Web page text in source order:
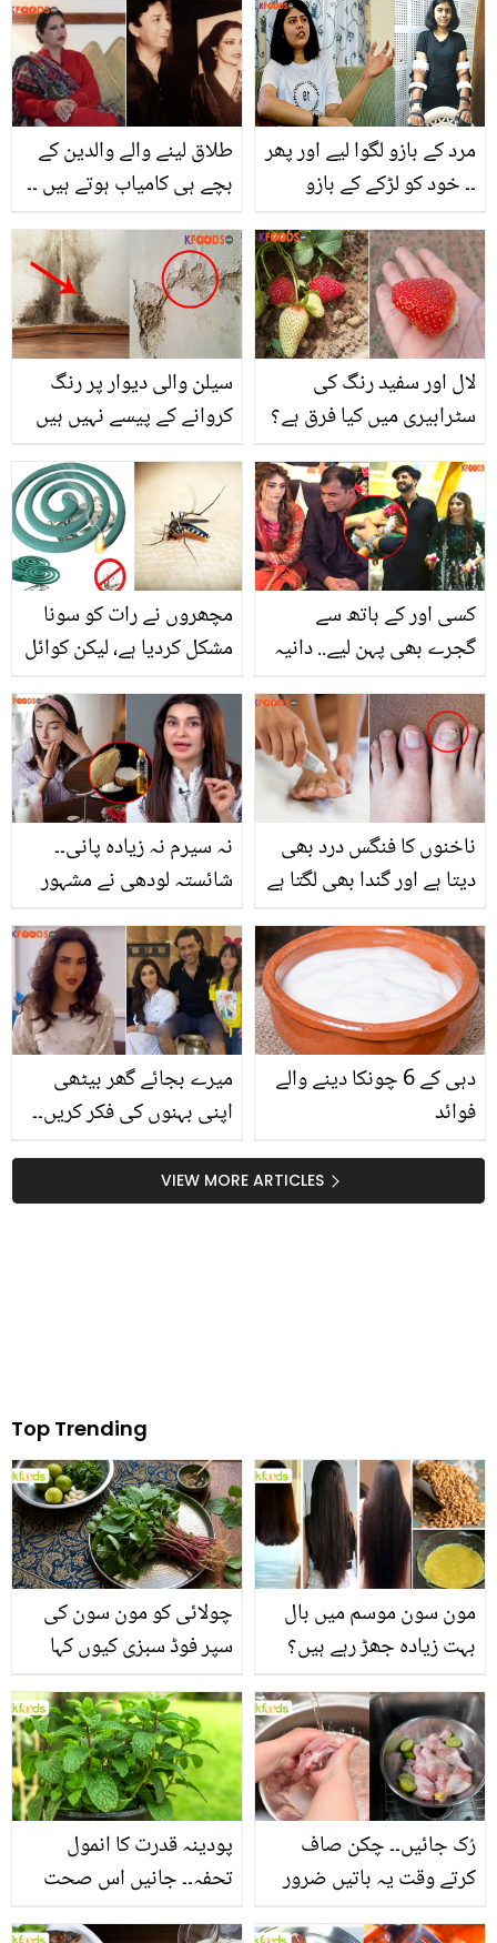
کرنے کے لئے یہ آسان طریقے
استعمال کریں
طلاق لینے والے والدین کے
بچے ہی کامیاب ہوتے ہیں ۔۔
سے علیحدگی اور بچوں سے
متعلق کیا حقیقت بتائی؟
مرد کے بازو لگوا لیے اور پھر
۔۔ خود کو لڑکے کے بازو
ساتھ کیا ہوا تھا کہ اسے
مرد کے بازو لگوانے پڑے؟
سیلن والی دیوار پر رنگ
کروانے کے پیسے نہیں ہیں
دیواروں کو نیا جیسا کرنے
کا طریقہ
لال اور سفید رنگ کی
سٹرابیری میں کیا فرق ہے؟
شوق سے کھا رہے ہیں تو
اس پھل سے جُڑی یہ
معلومات ضرور جان لیں
مچھروں نے رات کو سونا
مشکل کردیا ہے، لیکن کوائل
کوائل جلائے بغیر مچھروں
کو بھگانے کا آسان طریقہ
کسی اور کے ہاتھ سے
گجرے بھی پہن لیے.. دانیہ
موجود یہ لڑکا کون ہے؟
نہ سیرم نہ زیادہ پانی۔۔
شائستہ لودھی نے مشہور
حسین نظر آنے کے لئے کون
سے مفت مشورے دے ڈالے؟
ناخنوں کا فنگس درد بھی
دیتا ہے اور گندا بھی لگتا ہے
کے لیئے جانیئے آسان
گھریلو نسخے کون سے
ہیں؟
میرے بجائے گھر بیٹھی
اپنی بہنوں کی فکر کریں۔۔
جھوٹی افواہیں پھیلانے
والوں پر شدید تنقید
دہی کے 6 چونکا دینے والے
فوائد
VIEW MORE ARTICLES
Top Trending
چولائی کو مون سون کی
سپر فوڈ سبزی کیوں کہا
منرلز اور اینٹی آکسیڈنٹس
سے بھرپور اس سبزی کے
فائدے
مون سون موسم میں بال
بہت زیادہ جھڑ رہے ہیں؟
بنانے کے چند قدرتی طریقے
پودینہ قدرت کا انمول
تحفہ۔۔ جانیں اس صحت
رُک جائیں۔۔ چکن صاف
کرتے وقت یہ باتیں ضرور